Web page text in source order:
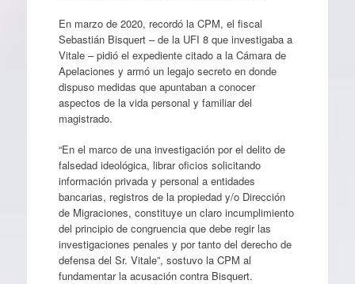
En marzo de 2020, recordó la CPM, el fiscal
Sebastián Bisquert – de la UFI 8 que investigaba a
Vitale – pidió el expediente citado a la Cámara de
Apelaciones y armó un legajo secreto en donde
dispuso medidas que apuntaban a conocer
aspectos de la vida personal y familiar del
magistrado.
“En el marco de una investigación por el delito de
falsedad ideológica, librar oficios solicitando
información privada y personal a entidades
bancarias, registros de la propiedad y/o Dirección
de Migraciones, constituye un claro incumplimiento
del principio de congruencia que debe regir las
investigaciones penales y por tanto del derecho de
defensa del Sr. Vitale”, sostuvo la CPM al
fundamentar la acusación contra Bisquert.